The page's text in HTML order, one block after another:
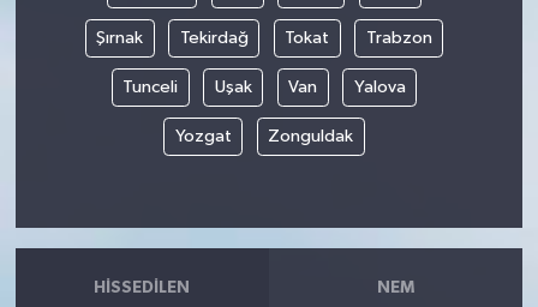
Şırnak Tekirdağ Tokat Trabzon
Tunceli Uşak Van Yalova
Yozgat Zonguldak
HISSEDILEN NEM